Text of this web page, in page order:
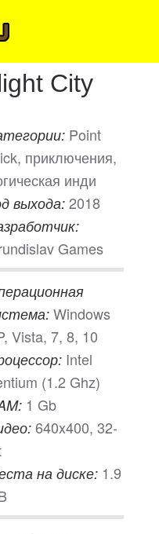
City
Point
приключения,
инди
выхода: 2018
Games
Windows
Vista, 7, 8, 10
Intel
(1.2 Ghz)
1 Gb
640x400, 32-
на диске: 1.9